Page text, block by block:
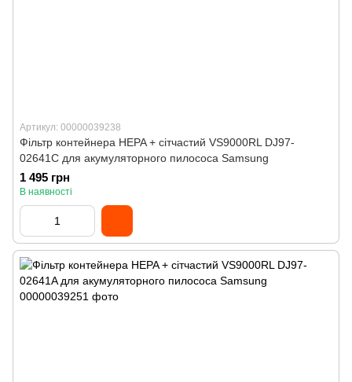
Артикул: 00000039238
Фільтр контейнера HEPA + сітчастий VS9000RL DJ97-
02641C для акумуляторного пилососа Samsung
1 495 грн
В наявності